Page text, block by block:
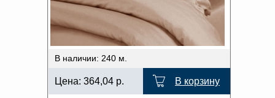
В наличии: 240 м.
Цена: 364,04 р. В корзину